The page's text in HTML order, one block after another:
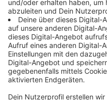
abzustimmen.
Millionen Euro seien zu
Fraktionschef Markus
geäußert. Damit steht
eine günstigere Lösung
Anzeige